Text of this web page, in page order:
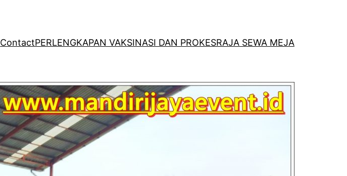
ContactPERLENGKAPAN VAKSINASI DAN PROKESRAJA SEWA MEJA